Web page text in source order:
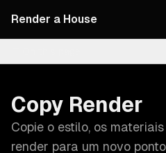
Render a House
Copy Render
Copie o estilo, os
render para um novo